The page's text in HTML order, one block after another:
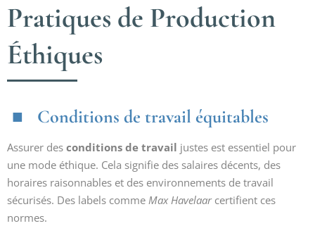
Pratiques de Production
Éthiques
Conditions de travail équitables
Assurer des conditions de travail justes est essentiel pour
une mode éthique. Cela signifie des salaires décents, des
horaires raisonnables et des environnements de travail
sécurisés. Des labels comme Max Havelaarcertifient ces
normes.